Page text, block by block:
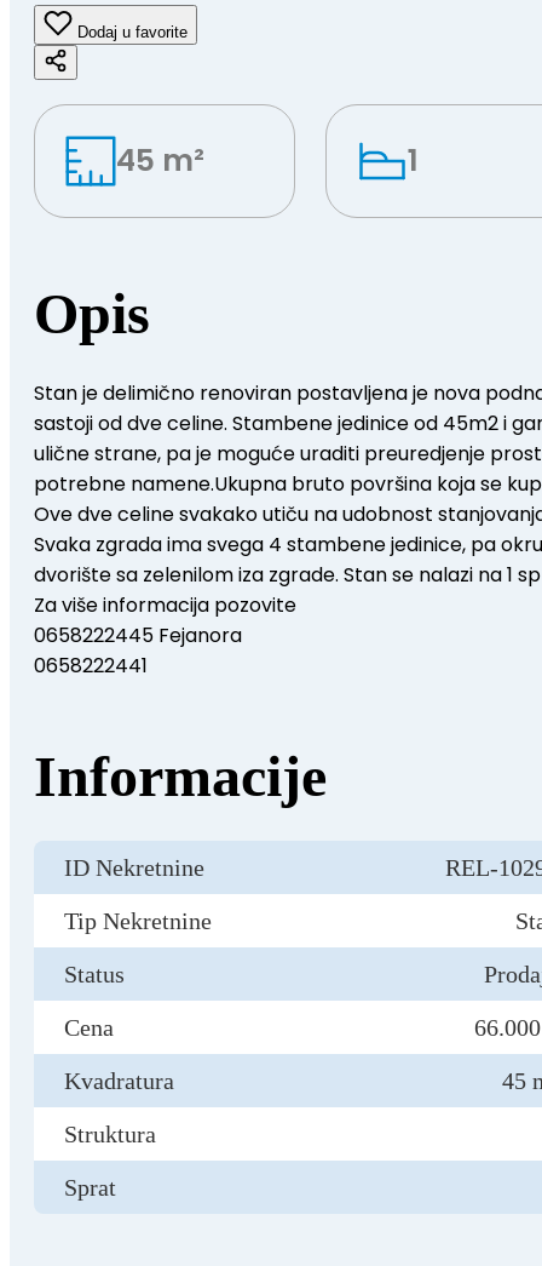
Dodaj u favorite
45 m² 1
Opis
Stan je delimično renoviran postavljena je nova
sastoji od dve celine. Stambene jedinice od 45m2 i
ulične strane, pa je moguće uraditi preuredjenje
potrebne namene.Ukupna bruto površina koja se
Ove dve celine svakako utiču na udobnost
Svaka zgrada ima svega 4 stambene jedinice, pa
dvorište sa zelenilom iza zgrade. Stan se nalazi na 1
Za više informacija pozovite
0658222445 Fejanora
0658222441
Informacije
ID Nekretnine
REL-
Tip Nekretnine
Status
Cena
Kvadratura
45
Struktura
Sprat